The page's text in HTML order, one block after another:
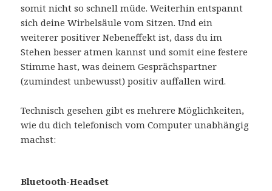
somit nicht so schnell müde. Weiterhin entspannt
sich deine Wirbelsäule vom Sitzen. Und ein
weiterer positiver Nebeneffekt ist, dass du im
Stehen besser atmen kannst und somit eine festere
Stimme hast, was deinem Gesprächspartner
(zumindest unbewusst) positiv auffallen wird.
Technisch gesehen gibt es mehrere Möglichkeiten,
wie du dich telefonisch vom Computer unabhängig
machst:
Bluetooth-Headset